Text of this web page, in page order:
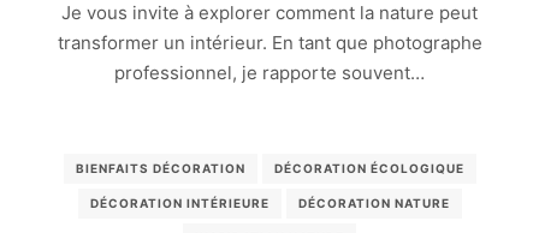
Je vous invite à explorer comment la nature peut
transformer un intérieur. En tant que photographe
professionnel, je rapporte souvent…
BIENFAITS DÉCORATION DÉCORATION ÉCOLOGIQUE
DÉCORATION INTÉRIEURE DÉCORATION NATURE